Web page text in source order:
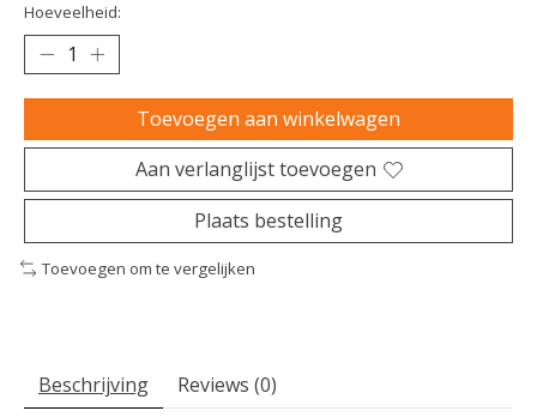
Hoeveelheid:
Toevoegen aan winkelwagen
Aan verlanglijst toevoegen
Plaats bestelling
Toevoegen om te vergelijken
Beschrijving Reviews (0)